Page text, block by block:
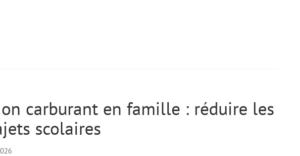
carburant en famille : réduire les
scolaires